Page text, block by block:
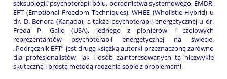
seksuologii, psychoterapii bólu, poradnictwa systemowego, EMDR,
EFT (Emotional Freedom Techniques), WHEE (Wholistic Hybrid) u
dr. D. Benora (Kanada), a także psychoterapii energetycznej u dr.
Freda P. Gallo (USA), jednego z pionierów i czołowych
reprezentantów psychoterapii energetycznej na świecie.
„Podręcznik EFT” jest drugą książką autorki przeznaczoną zarówno
dla profesjonalistów, jak i osób zainteresowanych tą niezwykle
skuteczną i prostą metodą radzenia sobie z problemami.